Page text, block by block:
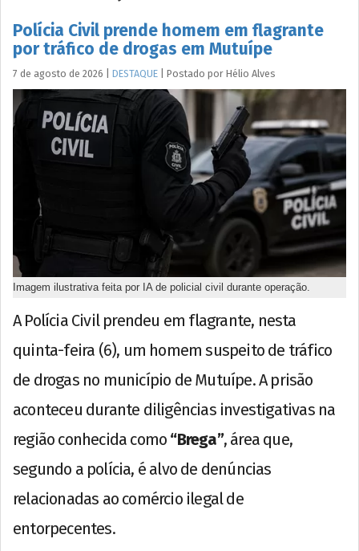
Polícia Civil prende homem em flagrante
por tráfico de drogas em Mutuípe
7 de agosto de 2026 DESTAQUE Postado por Hélio Alves
Imagem ilustrativa feita por IA de policial civil durante operação.
A Polícia Civil prendeu em flagrante, nesta
quinta-feira (6), um homem suspeito de tráfico
de drogas no município de Mutuípe. A prisão
aconteceu durante diligências investigativas na
região conhecida como “Brega”, área que,
segundo a polícia, é alvo de denúncias
relacionadas ao comércio ilegal de
entorpecentes.